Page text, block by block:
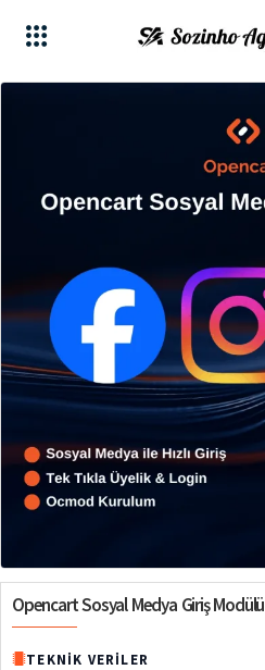
Opencart Sosyal Medya Giriş Modülü
TEKNIK VERILER